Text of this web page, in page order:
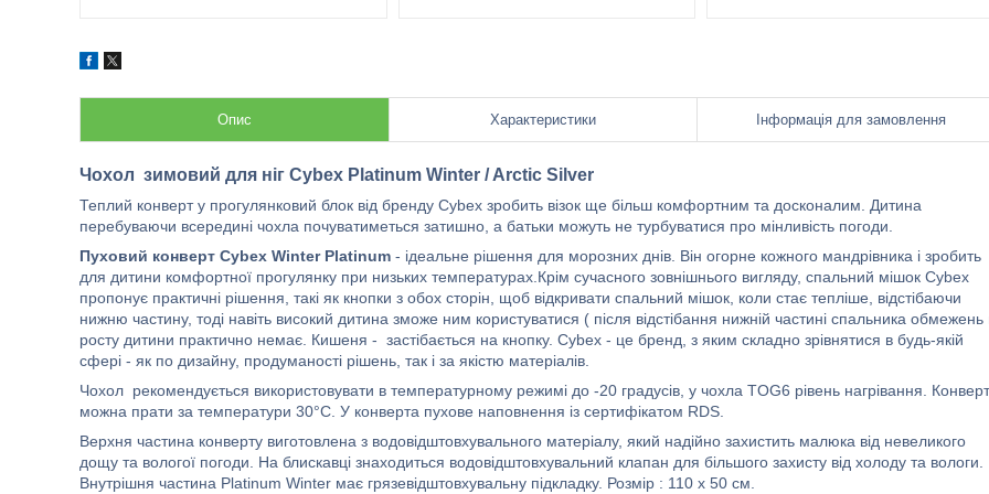
Опис Характеристики Інформація для замовлення
Чохол зимовий для ніг Cybex Platinum Winter / Arctic Silver
Теплий конверт у прогулянковий блок від бренду Cybex зробить візок ще більш комфортним та досконалим. Дитина
перебуваючи всередині чохла почуватиметься затишно, а батьки можуть не турбуватися про мінливість погоди.
Пуховий конверт Cybex Winter Platinum - ідеальне рішення для морозних днів. Він огорне кожного мандрівника і зробить
для дитини комфортної прогулянку при низьких температурах.Крім сучасного зовнішнього вигляду, спальний мішок Cybex
пропонує практичні рішення, такі як кнопки з обох сторін, щоб відкривати спальний мішок, коли стає тепліше, відстібаючи
нижню частину, тоді навіть високий дитина зможе ним користуватися ( після відстібання нижній частині спальника обмежень
росту дитини практично немає. Кишеня - застібається на кнопку. Cybex - це бренд, з яким складно зрівнятися в будь-якій
сфері - як по дизайну, продуманості рішень, так і за якістю матеріалів.
Чохол рекомендується використовувати в температурному режимі до -20 градусів, у чохла TOG6 рівень нагрівання. Конверт
можна прати за температури 30°С. У конверта пухове наповнення із сертифікатом RDS.
Верхня частина конверту виготовлена з водовідштовхувального матеріалу, який надійно захистить малюка від невеликого
дощу та вологої погоди. На блискавці знаходиться водовідштовхувальний клапан для більшого захисту від холоду та вологи.
Внутрішня частина Platinum Winter має грязевідштовхувальну підкладку. Розмір : 110 х 50 см.